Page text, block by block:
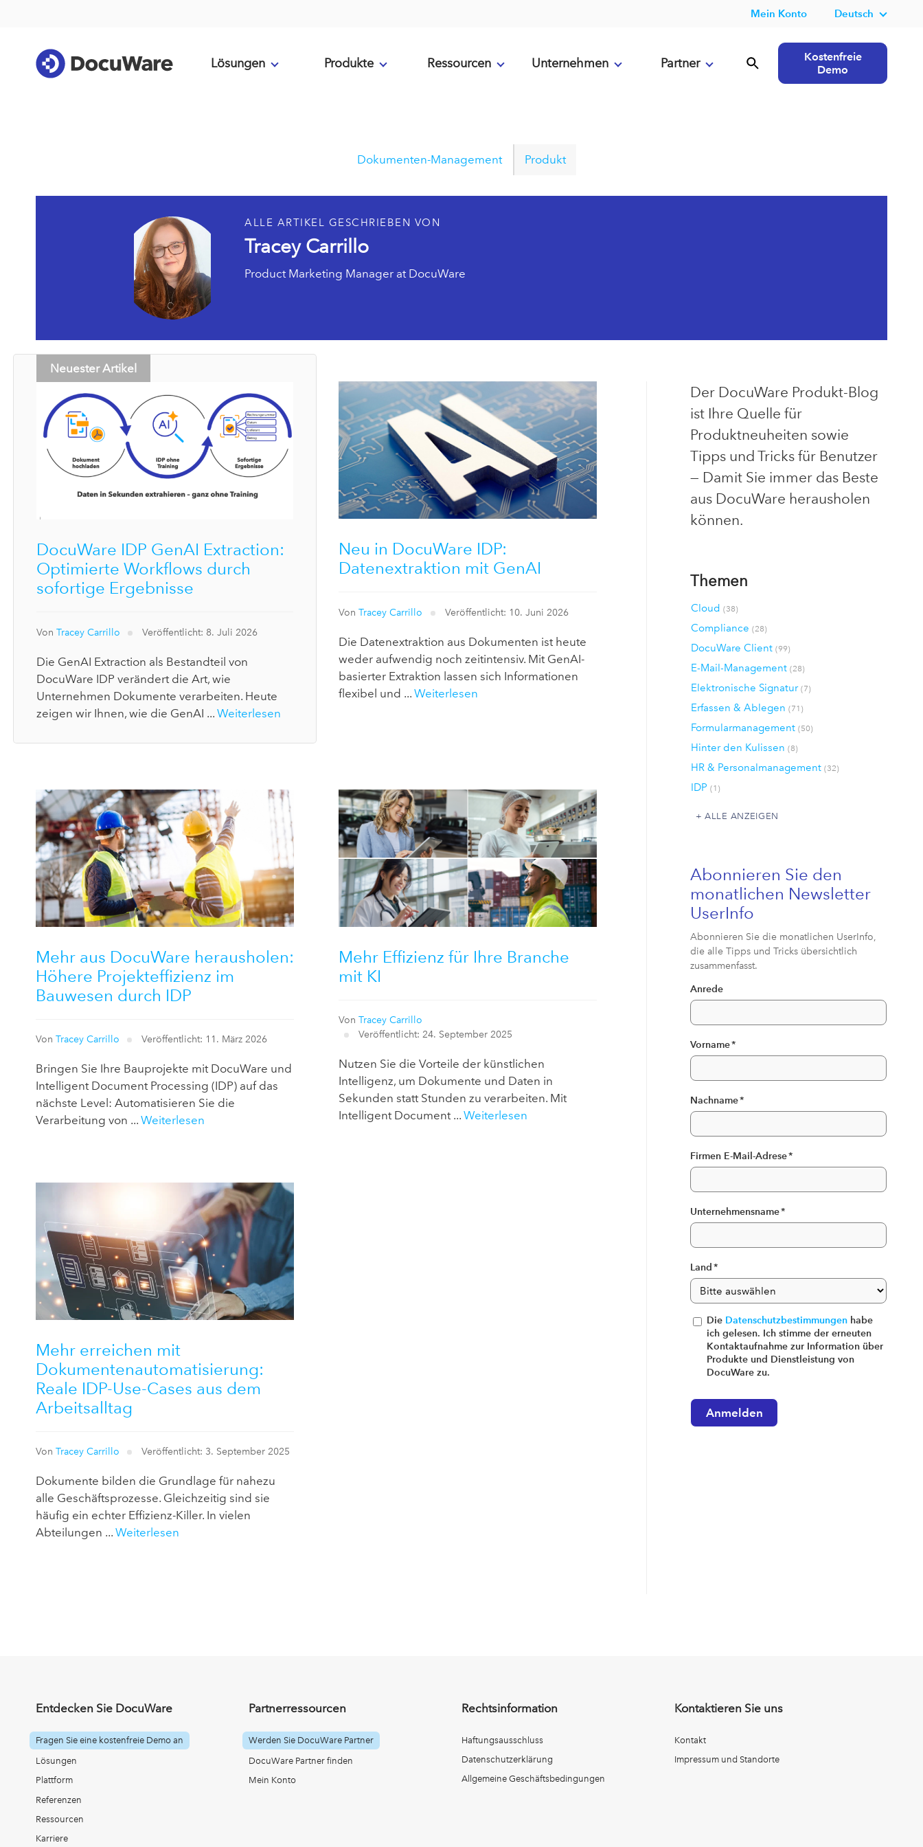
Mein Konto Deutsch
Lösungen Produkte Ressourcen Unternehmen Partner
Kostenfreie
Demo
Dokumenten-Management Produkt
ALLE ARTIKEL GESCHRIEBEN VON
Tracey Carrillo
Product Marketing Manager at DocuWare
Neuester Artikel
DocuWare IDP GenAI Extraction:
Optimierte Workflows durch
sofortige Ergebnisse
Von Tracey Carrillo Veröffentlicht: 8. Juli 2026
Die GenAI Extraction als Bestandteil von
DocuWare IDP verändert die Art, wie
Unternehmen Dokumente verarbeiten. Heute
zeigen wir Ihnen, wie die GenAI ... Weiterlesen
Neu in DocuWare IDP:
Datenextraktion mit GenAI
VonTracey Carrillo Veröffentlicht: 10. Juni 2026
Die Datenextraktion aus Dokumenten ist heute
weder aufwendig noch zeitintensiv. Mit GenAI-
basierter Extraktion lassen sich Informationen
flexibel und ...Weiterlesen
Mehr aus DocuWare herausholen:
Höhere Projekteffizienz im
Bauwesen durch IDP
Von Tracey Carrillo Veröffentlicht: 11. März 2026
Bringen Sie Ihre Bauprojekte mit DocuWare und
Intelligent Document Processing (IDP) auf das
nächste Level: Automatisieren Sie die
Verarbeitung von ... Weiterlesen
Mehr Effizienz für Ihre Branche
mit KI
VonTracey Carrillo
Veröffentlicht: 24. September 2025
Nutzen Sie die Vorteile der künstlichen
Intelligenz, um Dokumente und Daten in
Sekunden statt Stunden zu verarbeiten. Mit
Intelligent Document ...Weiterlesen
Mehr erreichen mit
Dokumentenautomatisierung:
Reale IDP-Use-Cases aus dem
Arbeitsalltag
Von Tracey Carrillo Veröffentlicht: 3. September 2025
Dokumente bilden die Grundlage für nahezu
alle Geschäftsprozesse. Gleichzeitig sind sie
häufig ein echter Effizienz-Killer. In vielen
Abteilungen ... Weiterlesen
Der DocuWare Produkt-Blog
ist Ihre Quelle für
Produktneuheiten sowie
Tipps und Tricks für Benutzer
— Damit Sie immer das Beste
aus DocuWare herausholen
können.
Themen
Cloud(38)
Compliance(28)
DocuWare Client(99)
E-Mail-Management(28)
Elektronische Signatur(7)
Erfassen & Ablegen(71)
Formularmanagement(50)
Hinter den Kulissen(8)
HR & Personalmanagement(32)
IDP(1)
ALLE ANZEIGEN
Abonnieren Sie den
monatlichen Newsletter
UserInfo
Abonnieren Sie die monatlichen UserInfo,
die alle Tipps und Tricks übersichtlich
zusammenfasst.
Anrede
Vorname*
Nachname*
Firmen E-Mail-Adrese*
Unternehmensname*
Land *
Die Datenschutzbestimmungenhabe
ich gelesen. Ich stimme der erneuten
Kontaktaufnahme zur Information über
Produkte und Dienstleistung von
DocuWare zu.
Entdecken Sie DocuWare
Fragen Sie eine kostenfreie Demo an
Lösungen
Plattform
Referenzen
Ressourcen
Karriere
Partnerressourcen
Werden Sie DocuWare Partner
DocuWare Partner finden
Mein Konto
Rechtsinformation
Haftungsausschluss
Datenschutzerklärung
Allgemeine Geschäftsbedingungen
Kontaktieren Sie uns
Kontakt
Impressum und Standorte